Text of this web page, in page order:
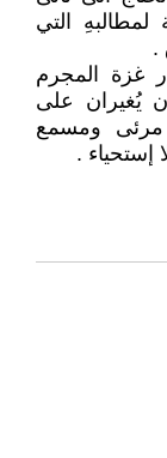
التي
.
غزة المجرم
يُغيران على
مرئى ومسمع
إستحياء .